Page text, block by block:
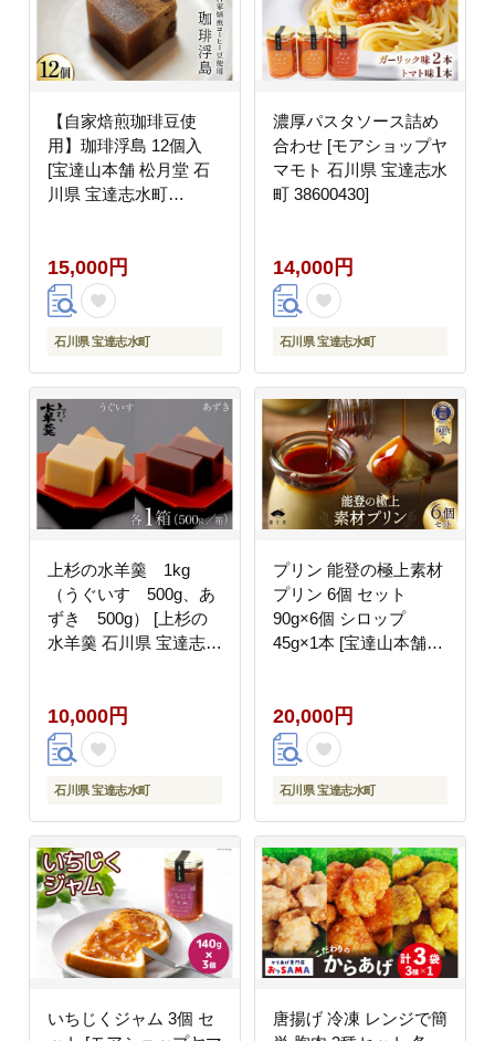
【自家焙煎珈琲豆使
用】珈琲浮島 12個入
[宝達山本舗 松月堂 石
川県 宝達志水町
15,000円
石川県 宝達志水町
濃厚パスタソース詰め
合わせ [モアショップヤ
マモト 石川県 宝達志水
町 38600430]
14,000円
石川県 宝達志水町
上杉の水羊羹 1kg
（うぐいす 500g、あ
ずき 500g） [上杉の
水羊羹 石川県 宝達志水
10,000円
石川県 宝達志水町
プリン 能登の極上素材
プリン 6個 セット
90g×6個 シロップ
45g×1本 [宝達山本舗松
りん 取り寄せ ギフト
プレゼント 贈答用
20,000円
石川県 宝達志水町
いちじくジャム 3個 セ
唐揚げ 冷凍 レンジで簡